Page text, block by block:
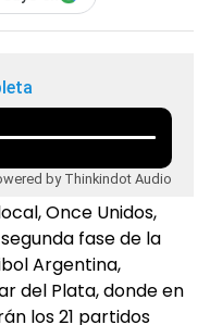
by Thinkindot Audio
Once Unidos,
fase de la
Argentina,
del Plata, donde en
los 21 partidos